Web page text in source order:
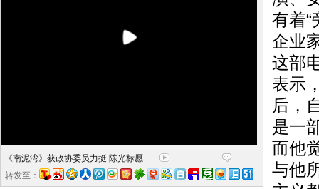
《南泥湾》获政协委员力挺 陈光标愿
花1000万捧彭丹
转发至：
有着“
企业
这部
表示
后，
是一
而他
与他